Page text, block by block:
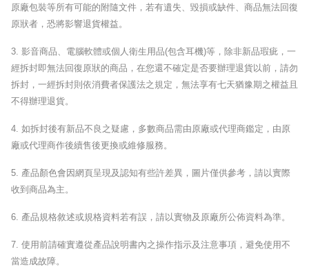
原廠包裝等所有可能的附隨文件，若有遺失、毀損或缺件、商品無法回復
原狀者，恐將影響退貨權益。
3. 影音商品、電腦軟體或個人衛生用品(包含耳機)等，除非新品瑕疵，一
經拆封即無法回復原狀的商品，在您還不確定是否要辦理退貨以前，請勿
拆封，一經拆封則依消費者保護法之規定，無法享有七天猶豫期之權益且
不得辦理退貨。
4. 如拆封後有新品不良之疑慮，多數商品需由原廠或代理商鑑定，由原
廠或代理商作後續售後更換或維修服務。
5. 產品顏色會因網頁呈現及認知有些許差異，圖片僅供參考，請以實際
收到商品為主。
6. 產品規格敘述或規格資料若有誤，請以實物及原廠所公佈資料為準。
7. 使用前請確實遵從產品說明書內之操作指示及注意事項，避免使用不
當造成故障。